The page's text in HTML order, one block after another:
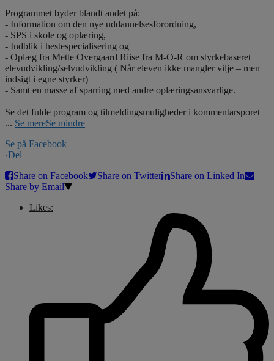
Programmet byder blandt andet på:
- Information om den nye uddannelsesforordning,
- SPS i skole og oplæring,
- Indblik i hestespecialisering og
- Oplæg fra Mette Overgaard Riise fra M-O-R om styrkebaseret
elevudvikling/selvudvikling ( Når eleven ikke mangler vilje – men
indsigt i egne styrker)
- Samt en masse af sparring med andre oplæringsansvarlige.
Se det fulde program og tilmeldingsmuligheder i kommentarsporet
... Se mereSe mindre
Se på Facebook
·Del
Share on Facebook
Share on Twitter
Share on Linked In
Share by Email
Likes: